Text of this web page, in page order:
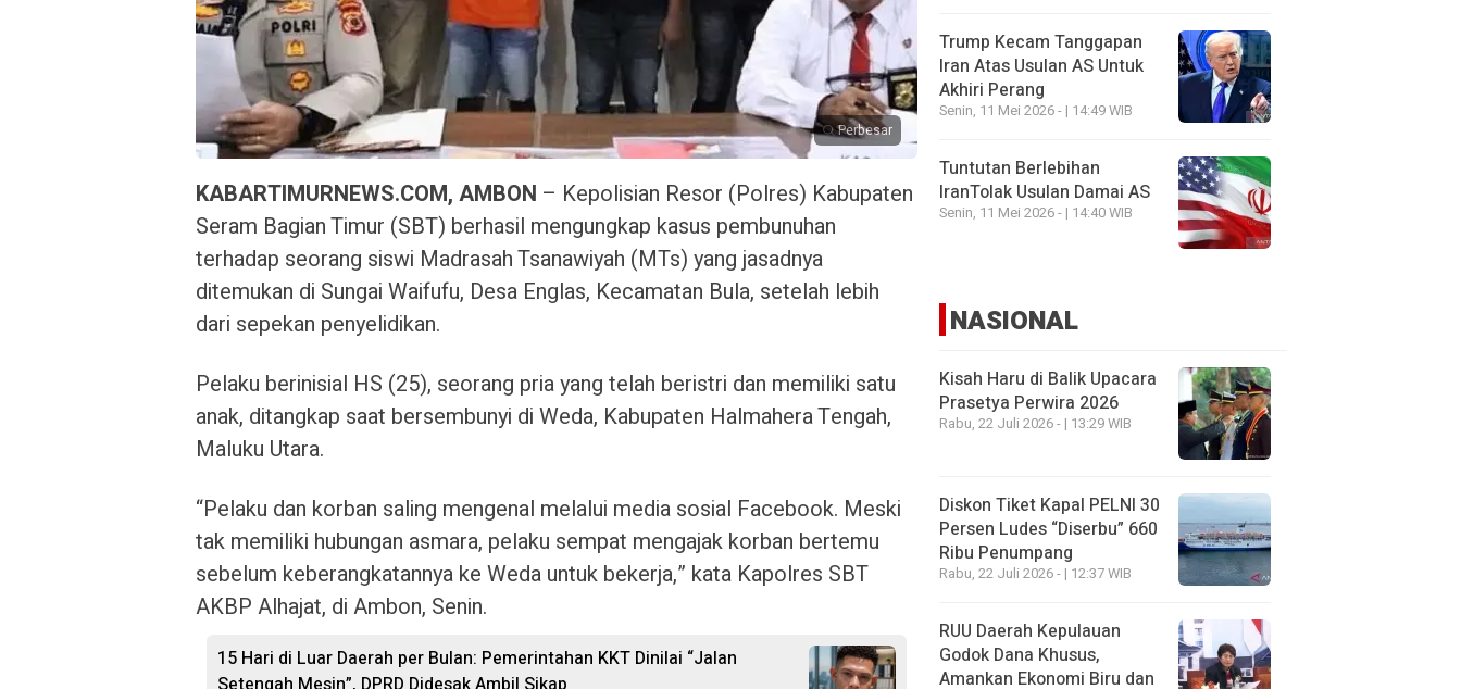
Perbesar
KABARTIMURNEWS.COM, AMBON – Kepolisian Resor (Polres) Kabupaten
Seram Bagian Timur (SBT) berhasil mengungkap kasus pembunuhan
terhadap seorang siswi Madrasah Tsanawiyah (MTs) yang jasadnya
ditemukan di Sungai Waifufu, Desa Englas, Kecamatan Bula, setelah lebih
dari sepekan penyelidikan.
Pelaku berinisial HS (25), seorang pria yang telah beristri dan memiliki satu
anak, ditangkap saat bersembunyi di Weda, Kabupaten Halmahera Tengah,
Maluku Utara.
“Pelaku dan korban saling mengenal melalui media sosial Facebook. Meski
tak memiliki hubungan asmara, pelaku sempat mengajak korban bertemu
sebelum keberangkatannya ke Weda untuk bekerja,” kata Kapolres SBT
AKBP Alhajat, di Ambon, Senin.
15 Hari di Luar Daerah per Bulan: Pemerintahan KKT Dinilai “Jalan
Trump Kecam Tanggapan
Iran Atas Usulan AS Untuk
Akhiri Perang
Senin, 11 Mei 2026 - | 14:49 WIB
Tuntutan Berlebihan
IranTolak Usulan Damai AS
Senin, 11 Mei 2026 - | 14:40 WIB
NASIONAL
Kisah Haru di Balik Upacara
Prasetya Perwira 2026
Rabu, 22 Juli 2026 - | 13:29 WIB
Diskon Tiket Kapal PELNI 30
Persen Ludes “Diserbu” 660
Ribu Penumpang
Rabu, 22 Juli 2026 - | 12:37 WIB
RUU Daerah Kepulauan
Godok Dana Khusus,
Amankan Ekonomi Biru dan